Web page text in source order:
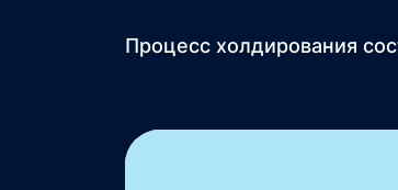
Процесс холдирования